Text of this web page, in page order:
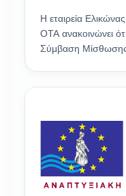
Η εταιρεία
ΟΤΑ ανακοινώνει
Σύμβαση